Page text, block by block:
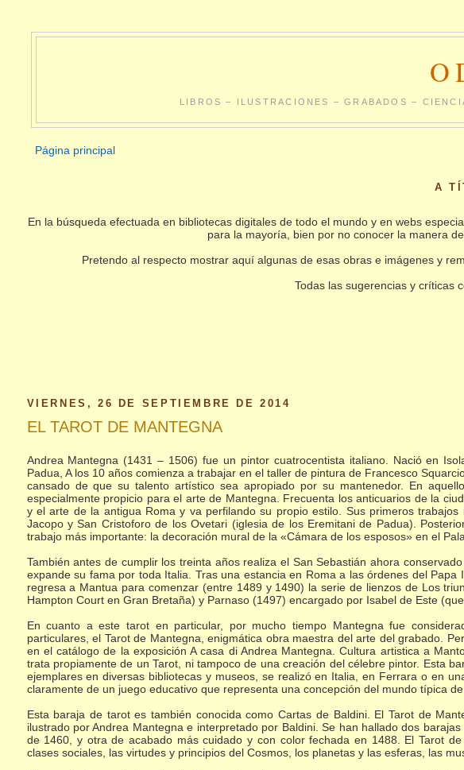
LIBROS – ILUSTRACIONES – GRABADOS –
Página principal
A
En la búsqueda efectuada en bibliotecas digitales de todo el mundo y en webs
para la mayoría, bien por no conocer la manera
Pretendo al respecto mostrar aquí algunas de esas obras e imágenes y
Todas las sugerencias y críticas
VIERNES, 26 DE SEPTIEMBRE DE 2014
EL TAROT DE MANTEGNA
Andrea Mantegna (1431 – 1506) fue un pintor cuatrocentista italiano. Nació en
Padua, A los 10 años comienza a trabajar en el taller de pintura de Francesco
cansado de que su talento artístico sea apropiado por su mantenedor. En
especialmente propicio para el arte de Mantegna. Frecuenta los anticuarios de la
y el arte de la antigua Roma y va perfilando su propio estilo. Sus primeros
Jacopo y San Cristoforo de los Ovetari (iglesia de los Eremitani de Padua).
trabajo más importante: la decoración mural de la «Cámara de los esposos» en el
También antes de cumplir los treinta años realiza el San Sebastián ahora
expande su fama por toda Italia. Tras una estancia en Roma a las órdenes del Papa
regresa a Mantua para comenzar (entre 1489 y 1490) la serie de lienzos de Los
Hampton Court en Gran Bretaña) y Parnaso (1497) encargado por Isabel de Este
En cuanto a este tarot en particular, por mucho tiempo Mantegna fue
particulares, el Tarot de Mantegna, enigmática obra maestra del arte del grabado.
en el catálogo de la exposición A casa di Andrea Mantegna. Cultura artistica a
trata propiamente de un Tarot, ni tampoco de una creación del célebre pintor. Esta
ejemplares en diversas bibliotecas y museos, se realizó en Italia, en Ferrara o en
claramente de un juego educativo que representa una concepción del mundo típica de
Esta baraja de tarot es también conocida como Cartas de Baldini. El Tarot de
ilustrado por Andrea Mantegna e interpretado por Baldini. Se han hallado dos
de 1460, y otra de acabado más cuidado y con color fechada en 1488. El Tarot
clases sociales, las virtudes y principios del Cosmos, los planetas y las esferas, las